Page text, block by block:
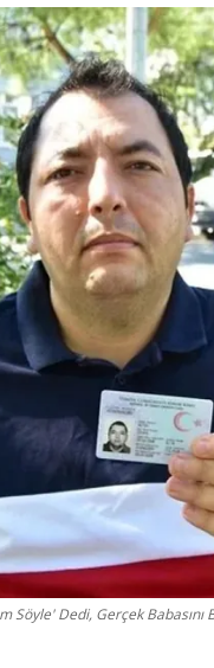
Söyle' Dedi, Gerçek